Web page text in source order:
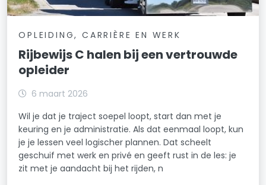
OPLEIDING, CARRIÈRE EN WERK
Rijbewijs C halen bij een vertrouwde
opleider
6 maart 2026
Wil je dat je traject soepel loopt, start dan met je
keuring en je administratie. Als dat eenmaal loopt, kun
je je lessen veel logischer plannen. Dat scheelt
geschuif met werk en privé en geeft rust in de les: je
zit met je aandacht bij het rijden, n